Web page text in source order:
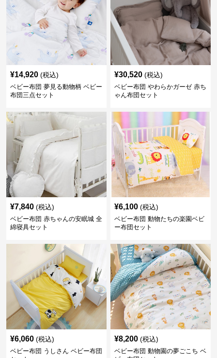
¥14,920 (税込)
ベビー布団 夢見る動物柄 ベビー
布団三点セット
¥30,520 (税込)
ベビー布団 やわらかガーゼ 赤ち
ゃん布団セット
¥7,840 (税込)
ベビー布団 赤ちゃんの安眠城 全
綿寝具セット
¥6,100 (税込)
ベビー布団 動物たちの楽園ベビ
ー布団セット
¥6,060 (税込)
ベビー布団 うしさん ベビー布団
¥8,200 (税込)
ベビー布団 動物園の夢ごこち ベ